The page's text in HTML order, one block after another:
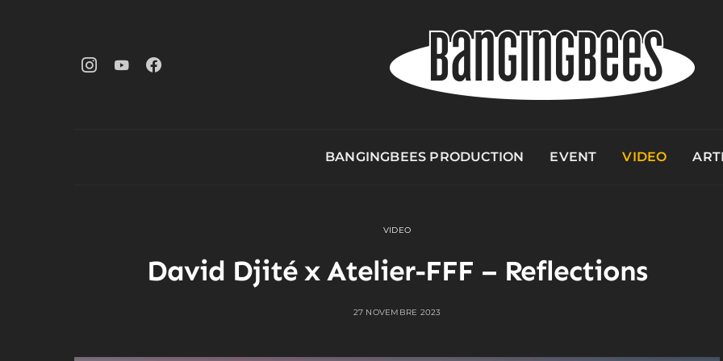
BANGINGBEES PRODUCTION EVENT VIDEO
VIDEO
David Djité x Atelier-FFF – Reflections
27 NOVEMBRE 2023